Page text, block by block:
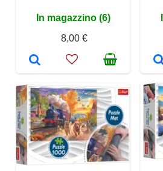
In magazzino (6)
8,00 €